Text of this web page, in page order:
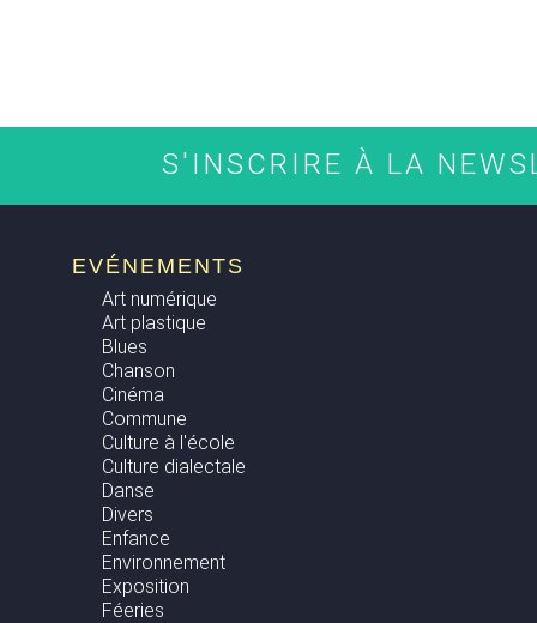
S'INSCRIRE À LA
EVÉNEMENTS
Art numérique
Art plastique
Blues
Chanson
Cinéma
Commune
Culture à l'école
Culture dialectale
Danse
Divers
Enfance
Environnement
Exposition
Féeries